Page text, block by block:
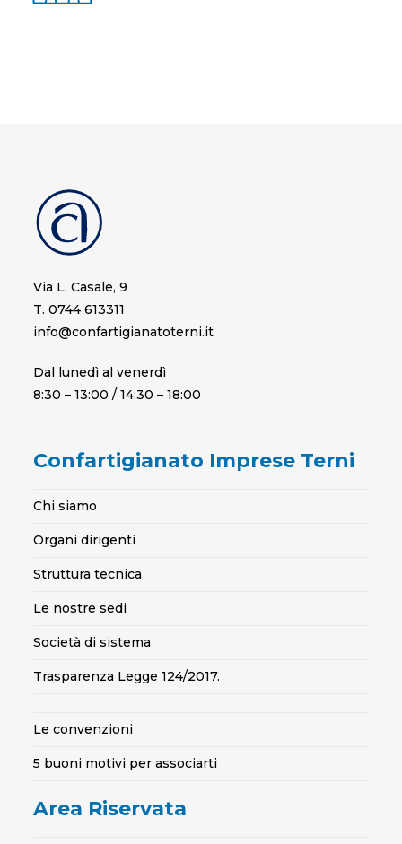
Via L. Casale, 9
T. 0744 613311
info@confartigianatoterni.it
Dal lunedì al venerdì
8:30 – 13:00 / 14:30 – 18:00
Confartigianato Imprese Terni
Chi siamo
Organi dirigenti
Struttura tecnica
Le nostre sedi
Società di sistema
Trasparenza Legge 124/2017.
Le convenzioni
5 buoni motivi per associarti
Area Riservata